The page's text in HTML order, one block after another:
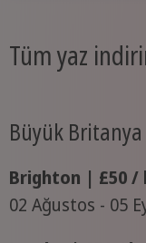
Tüm yaz
Büyük Britanya
Brighton | £50 /
02 Ağustos - 05